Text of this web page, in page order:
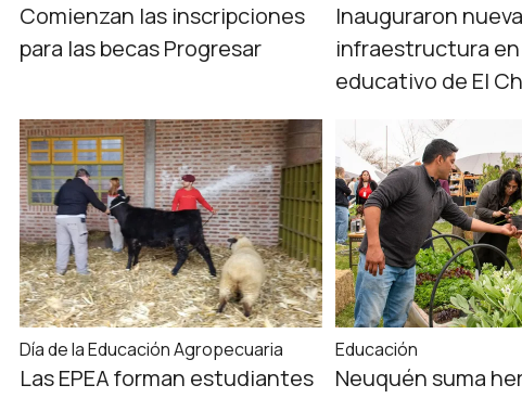
Comienzan las inscripciones
para las becas Progresar
Inauguraron nueva
infraestructura
educativo de El
Día de la Educación Agropecuaria
Las EPEA forman estudiantes
Educación
Neuquén suma